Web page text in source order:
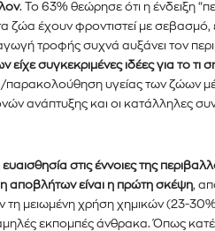
. Το 63% θεώρησε ότι η ένδειξη
ζώα έχουν φροντιστεί με
τροφής συχνά αυξάνει τον
συγκεκριμένες ιδέες για το τι
παρακολούθηση υγείας των ζώων
ανάπτυξης και οι κατάλληλες
στις έννοιες της
αποβλήτων είναι η πρώτη σκέψη,
τη μειωμένη χρήση χημικών (23-
εκπομπές άνθρακα. Όπως